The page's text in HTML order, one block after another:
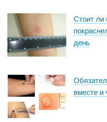
Стоит ли
день
вместе и